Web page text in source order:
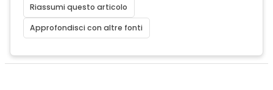
Riassumi questo articolo
Approfondisci con altre fonti